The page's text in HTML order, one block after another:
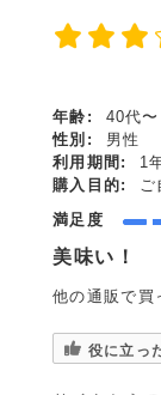
年齢:
40代〜
性別:
男性
利用期間:
1
購入目的:
ご
満足度
美味い！
他の通販で買
役に立っ